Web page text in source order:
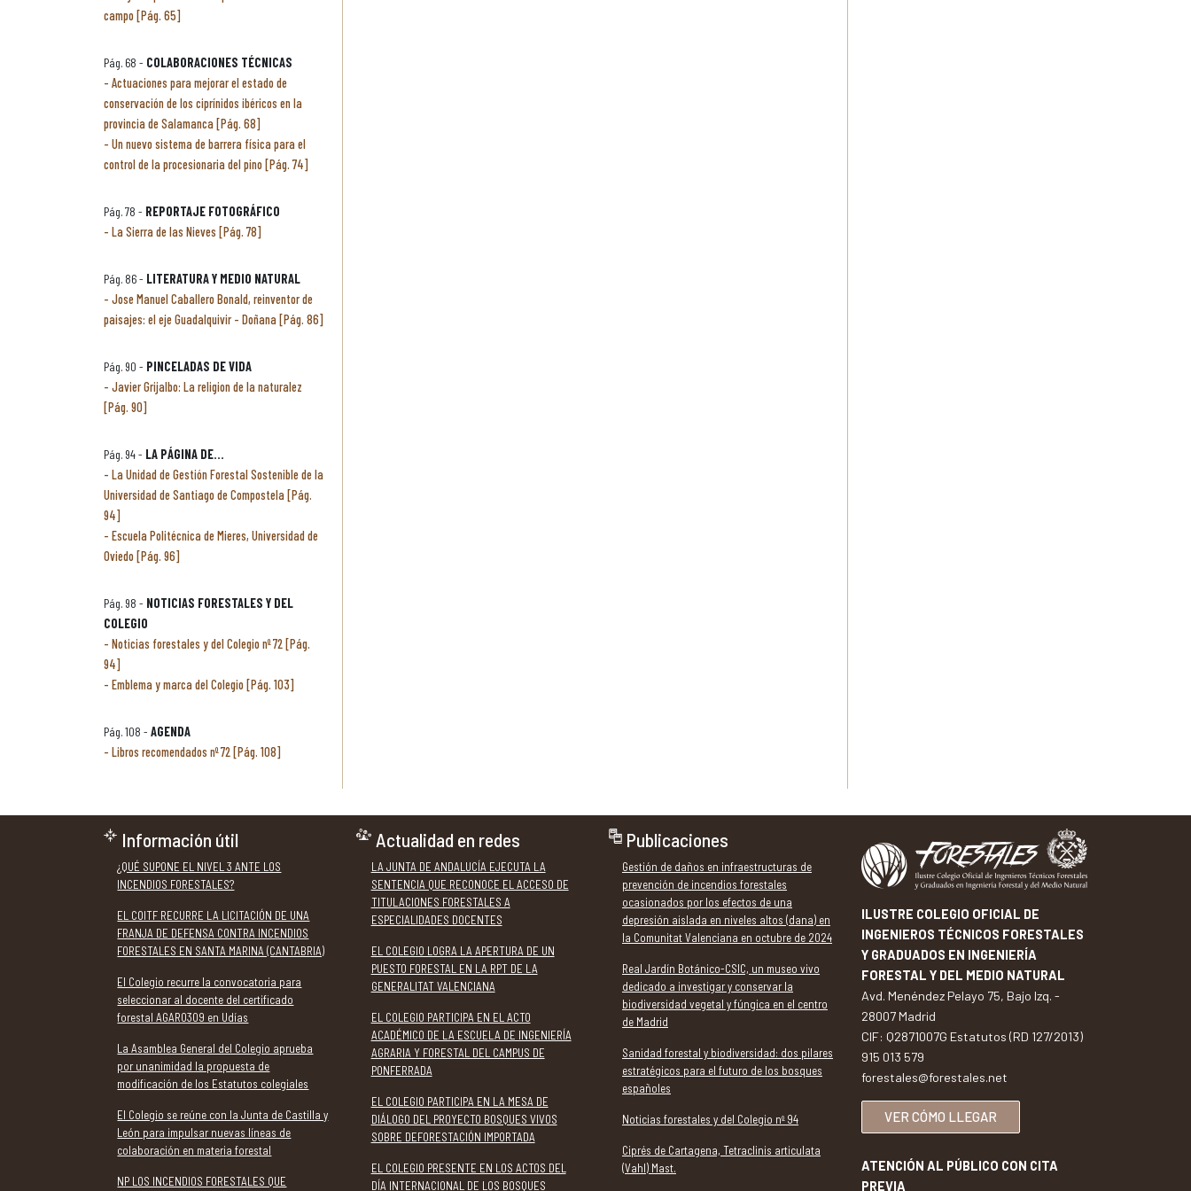
campo [Pág. 65]
Pág. 68 - COLABORACIONES TÉCNICAS
Actuaciones para mejorar el estado de
conservación de los ciprínidos ibéricos en la
provincia de Salamanca [Pág. 68]
Un nuevo sistema de barrera física para el
control de la procesionaria del pino [Pág. 74]
Pág. 78 - REPORTAJE FOTOGRÁFICO
La Sierra de las Nieves [Pág. 78]
Pág. 86 - LITERATURA Y MEDIO NATURAL
Jose Manuel Caballero Bonald, reinventor de
paisajes: el eje Guadalquivir - Doñana [Pág. 86]
Pág. 90 - PINCELADAS DE VIDA
Javier Grijalbo: La religion de la naturalez
[Pág. 90]
Pág. 94 - LA PÁGINA DE...
La Unidad de Gestión Forestal Sostenible de la
Universidad de Santiago de Compostela [Pág.
94]
Escuela Politécnica de Mieres, Universidad de
Oviedo [Pág. 96]
Pág. 98 - NOTICIAS FORESTALES Y DEL
COLEGIO
Noticias forestales y del Colegio nº 72 [Pág.
94]
Emblema y marca del Colegio [Pág. 103]
Pág. 108 - AGENDA
Libros recomendados nº 72 [Pág. 108]
Información útil
¿QUÉ SUPONE EL NIVEL 3 ANTE LOS
INCENDIOS FORESTALES?
EL COITF RECURRE LA LICITACIÓN DE UNA
FRANJA DE DEFENSA CONTRA INCENDIOS
FORESTALES EN SANTA MARINA (CANTABRIA)
El Colegio recurre la convocatoria para
seleccionar al docente del certificado
forestal AGAR0309 en Udías
La Asamblea General del Colegio aprueba
por unanimidad la propuesta de
modificación de los Estatutos colegiales
El Colegio se reúne con la Junta de Castilla y
León para impulsar nuevas líneas de
colaboración en materia forestal
NP LOS INCENDIOS FORESTALES QUE
Actualidad en redes
LA JUNTA DE ANDALUCÍA EJECUTA LA
SENTENCIA QUE RECONOCE EL ACCESO DE
TITULACIONES FORESTALES A
ESPECIALIDADES DOCENTES
EL COLEGIO LOGRA LA APERTURA DE UN
PUESTO FORESTAL EN LA RPT DE LA
GENERALITAT VALENCIANA
EL COLEGIO PARTICIPA EN EL ACTO
ACADÉMICO DE LA ESCUELA DE INGENIERÍA
AGRARIA Y FORESTAL DEL CAMPUS DE
PONFERRADA
EL COLEGIO PARTICIPA EN LA MESA DE
DIÁLOGO DEL PROYECTO BOSQUES VIVOS
SOBRE DEFORESTACIÓN IMPORTADA
EL COLEGIO PRESENTE EN LOS ACTOS DEL
DÍA INTERNACIONAL DE LOS BOSQUES
Publicaciones
Gestión de daños en infraestructuras de
prevención de incendios forestales
ocasionados por los efectos de una
depresión aislada en niveles altos (dana) en
la Comunitat Valenciana en octubre de 2024
Real Jardín Botánico-CSIC, un museo vivo
dedicado a investigar y conservar la
biodiversidad vegetal y fúngica en el centro
de Madrid
Sanidad forestal y biodiversidad: dos pilares
estratégicos para el futuro de los bosques
españoles
Noticias forestales y del Colegio nº 94
Ciprés de Cartagena, Tetraclinis articulata
(Vahl) Mast.
ILUSTRE COLEGIO OFICIAL DE
INGENIEROS TÉCNICOS FORESTALES
Y GRADUADOS EN INGENIERÍA
FORESTAL Y DEL MEDIO NATURAL
Avd. Menéndez Pelayo 75, Bajo Izq. -
28007 Madrid
CIF: Q2871007G Estatutos (RD 127/2013)
915 013 579
forestales@forestales.net
VER CÓMO LLEGAR
ATENCIÓN AL PÚBLICO CON CITA
PREVIA